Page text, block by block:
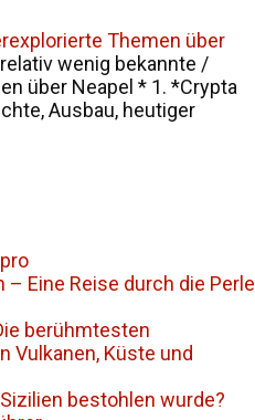
Themen über
wenig bekannte /
über Neapel * 1. *Crypta
Ausbau, heutiger
– Eine Reise durch die Perle
berühmtesten
Vulkanen, Küste und
bestohlen wurde?